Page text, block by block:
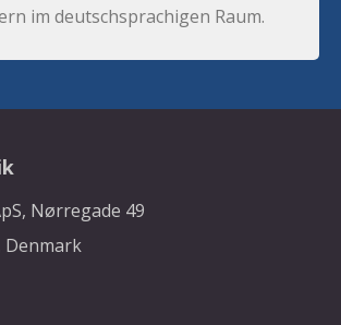
im deutschsprachigen Raum.
Nørregade 49
Denmark